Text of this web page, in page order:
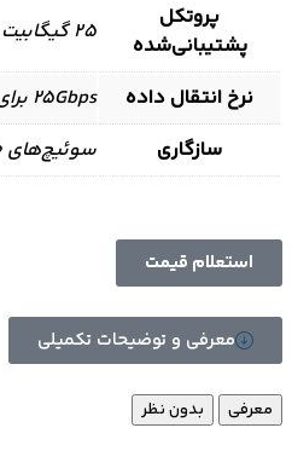
پروتکل
پشتیبانی‌شده
25 گیگابیت اترنت (SFP+ و SFP28)
نرخ انتقال داده
25Gbps برای هر پورت
سازگاری
سوئیچ‌های Cisco Catalyst 9200 و 9200L
استعلام قیمت
معرفی و توضیحات تکمیلی
معرفی بدون نظر